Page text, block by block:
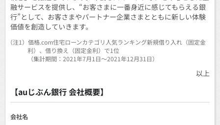
融サービスを提供し、“お客さまに一番身近に感じてもらえる銀
行”として、お客さまやパートナー企業さまとともに新しい体験
価値を創造していきます。
（注1） 価格.com住宅ローンカテゴリ人気ランキング新規借り入れ（固定金
利）、借り換え（固定金利）で1位
（集計期間：2021年7月1日～2021年12月31日）
以上
【auじぶん銀行 会社概要】
会社名